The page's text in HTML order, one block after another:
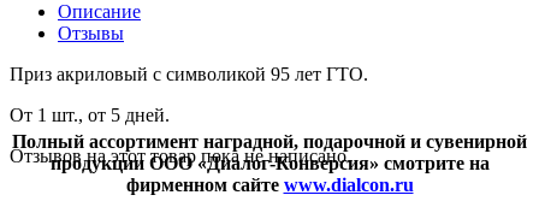
Описание
Отзывы
Приз акриловый с символикой 95 лет ГТО.
От 1 шт., от 5 дней.
Отзывов на этот товар пока не написано.
Полный ассортимент наградной, подарочной и сувенирной
продукции ООО «Диалог-Конверсия» смотрите на
фирменном сайте www.dialcon.ru